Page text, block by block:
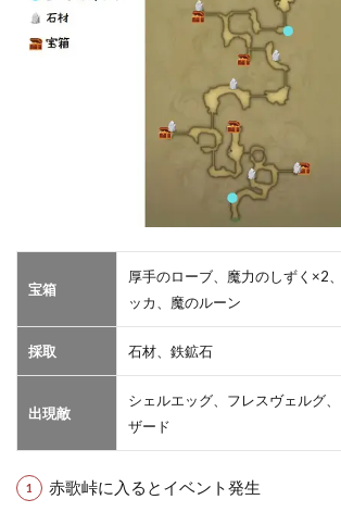
宝箱
厚手のローブ、魔力のしずく×2
ッカ、魔のルーン
採取 石材、鉄鉱石
出現敵
シェルエッグ、フレスヴェルグ
ザード
赤歌峠に入るとイベント発生